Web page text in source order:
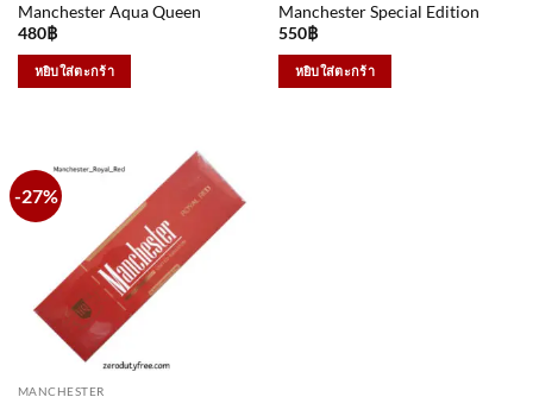
Manchester Aqua Queen
480฿
หยิบใส่ตะกร้า
Manchester Special Edition
550฿
หยิบใส่ตะกร้า
-27%
MANCHESTER